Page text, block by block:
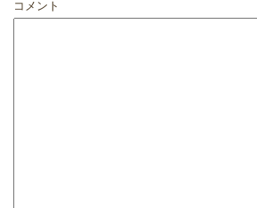
コメント